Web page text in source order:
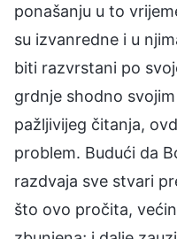
ponašanju u to
su izvanredne i u
biti razvrstani po
grdnje shodno
pažljivijeg čitanja,
problem. Budući da
razdvaja sve stvari
što ovo pročita,